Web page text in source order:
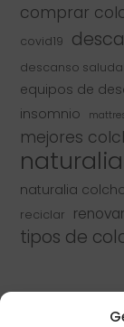
comprar
covid19
descanso
equipos de
insomnio
mejores
naturalia
naturalia
reciclar
tipos de